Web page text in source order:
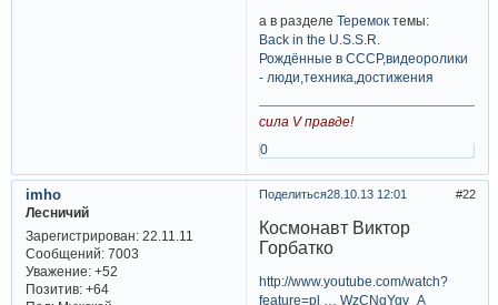
а в разделеТеремок темы:
Back in the U.S.S.R.
Рождённые в СССР,видеоролики
- люди,техника,достижения
сила V правде!
0
Поделиться 22
28.10.13 12:01
imho
Лесничий
Зарегистрирован: 22.11.11
Сообщений:7003
Уважение: +52
Позитив: +64
Космонавт Виктор
Горбатко
http://www.youtube.com/watch?
feature=pl … WzCNqYqv_A